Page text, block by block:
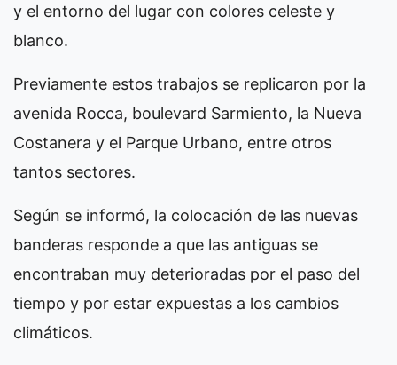
y el entorno del lugar con colores celeste y
blanco.
Previamente estos trabajos se replicaron por la
avenida Rocca, boulevard Sarmiento, la Nueva
Costanera y el Parque Urbano, entre otros
tantos sectores.
Según se informó, la colocación de las nuevas
banderas responde a que las antiguas se
encontraban muy deterioradas por el paso del
tiempo y por estar expuestas a los cambios
climáticos.